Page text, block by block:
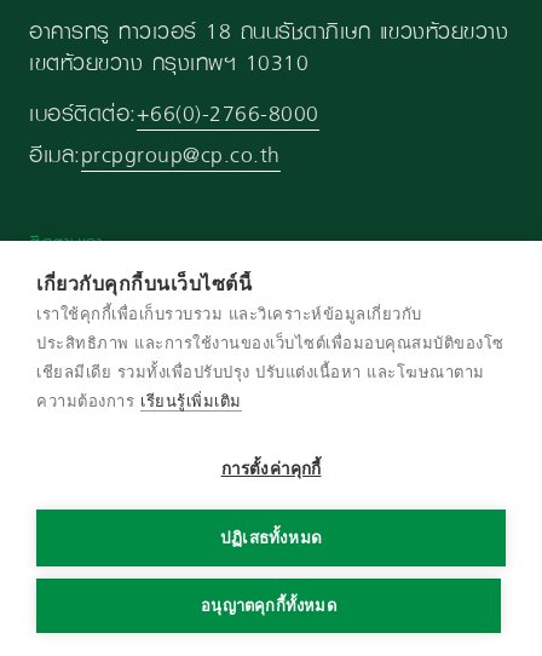
เกี่ยวกับคุกกี้บนเว็บไซต์นี้
เราใช้คุกกี้เพื่อเก็บรวบรวม และวิเคราะห์ข้อมูลเกี่ยวกับ
ประสิทธิภาพ และการใช้งานของเว็บไซต์เพื่อมอบคุณสมบัติของโซ
เชียลมีเดีย รวมทั้งเพื่อปรับปรุง ปรับแต่งเนื้อหา และโฆษณาตาม
ความต้องการ เรียนรู้เพิ่มเติม
การตั้งค่าคุกกี้
ปฏิเสธทั้งหมด
อนุญาตคุกกี้ทั้งหมด
อาคารทรู ทาวเวอร์ 18 ถนนรัชดาภิเษก แขวงห้วยขวาง
เขตห้วยขวาง กรุงเทพฯ 10310
เบอร์ติดต่อ:+66(0)-2766-8000
อีเมล:prcpgroup@cp.co.th
ติดตามเรา
© สงวนลิขสิทธิ์ พ.ศ. 2569 บริษัท เครือเจริญ
นโยบายการใช้งานคุกกี้